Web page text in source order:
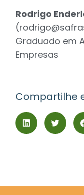
Rodrigo
(
Graduado em
Empresas
Compartilhe